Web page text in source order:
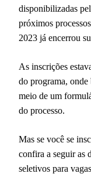
disponibilizadas
próximos
2023 já encerrou
As inscrições
do programa, onde
meio de um
do processo.
Mas se você se
confira a seguir as
seletivos para